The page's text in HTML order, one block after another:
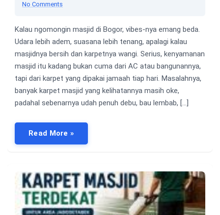
No Comments
Kalau ngomongin masjid di Bogor, vibes-nya emang beda.
Udara lebih adem, suasana lebih tenang, apalagi kalau
masjidnya bersih dan karpetnya wangi. Serius, kenyamanan
masjid itu kadang bukan cuma dari AC atau bangunannya,
tapi dari karpet yang dipakai jamaah tiap hari. Masalahnya,
banyak karpet masjid yang kelihatannya masih oke,
padahal sebenarnya udah penuh debu, bau lembab, […]
Read More »